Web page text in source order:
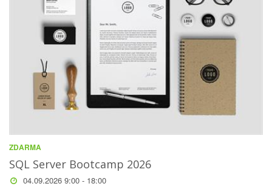
ZDARMA
SQL Server Bootcamp 2026
04.09.2026 9:00 - 18:00